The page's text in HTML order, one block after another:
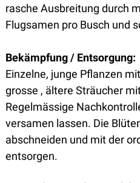
rasche Ausbreitung durch
Flugsamen pro Busch und
Bekämpfung / Entsorgung:
Einzelne, junge Pflanzen
grosse , ältere Sträucher
Regelmässige
versamen lassen. Die
abschneiden und mit der
entsorgen.